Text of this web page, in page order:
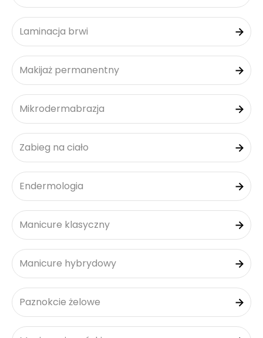
Laminacja brwi
Makijaż permanentny
Mikrodermabrazja
Zabieg na ciało
Endermologia
Manicure klasyczny
Manicure hybrydowy
Paznokcie żelowe